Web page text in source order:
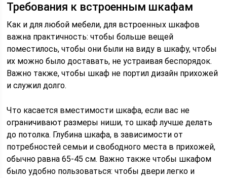
Требования к встроенным шкафам
Как и для любой мебели, для встроенных шкафов
важна практичность: чтобы больше вещей
поместилось, чтобы они были на виду в шкафу, чтобы
их можно было доставать, не устраивая беспорядок.
Важно также, чтобы шкаф не портил дизайн прихожей
и служил долго.
Что касается вместимости шкафа, если вас не
ограничивают размеры ниши, то шкаф лучше делать
до потолка. Глубина шкафа, в зависимости от
потребностей семьи и свободного места в прихожей,
обычно равна 65-45 см. Важно также чтобы шкафом
было удобно пользоваться: чтобы двери легко и